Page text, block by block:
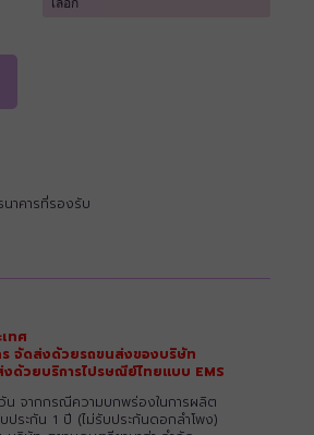
าคารที่รองรับ
ทศ
จัดส่งด้วยรถขนส่งของบริษัท
ด้วยบริการไปรษณีย์ไทยแบบ EMS
น จากกรณีความบกพร่องในการผลิต
ระกัน 1 ปี (ไม่รับประกันดอกลำโพง)